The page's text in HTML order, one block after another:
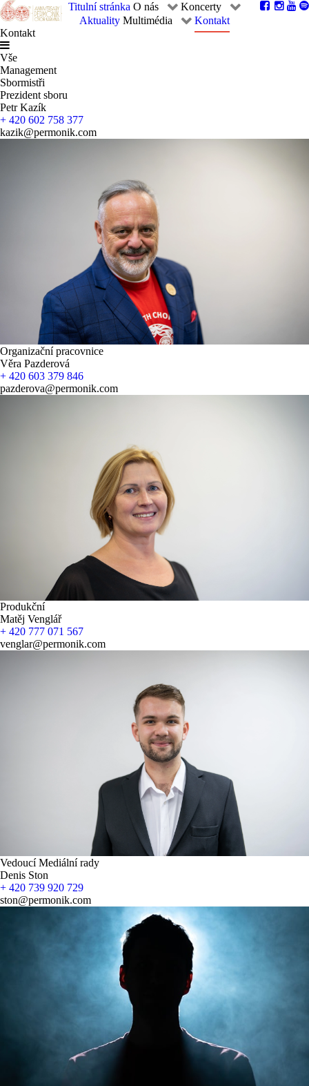
Titulní stránka O nás
Koncerty
Aktuality Multimédia
Kontakt
Kontakt
Vše
Management
Sbormistři
Prezident sboru
Petr Kazík
+ 420 602 758 377
kazik@permonik.com
Organizační pracovnice
Věra Pazderová
+ 420 603 379 846
pazderova@permonik.com
Produkční
Matěj Venglář
+ 420 777 071 567
venglar@permonik.com
Vedoucí Mediální rady
Denis Ston
+ 420 739 920 729
ston@permonik.com